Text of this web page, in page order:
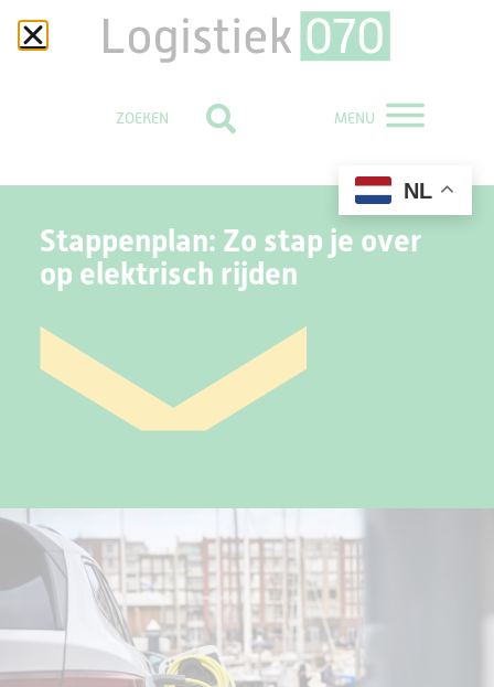
MENU
Stappenplan: Zo stap je over
op elektrisch rijden
NL